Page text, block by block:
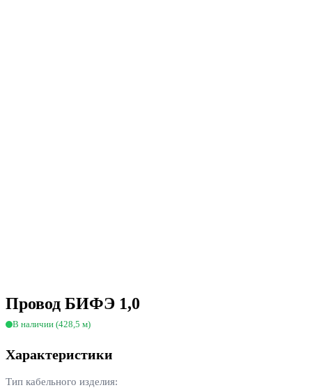
Провод БИФЭ 1,0
В наличии (428,5 м)
Характеристики
Тип кабельного изделия: